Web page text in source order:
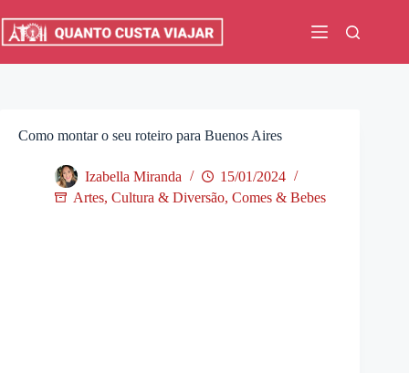
para
Como montar o seu roteiro para Buenos Aires
Izabella Miranda
15/01/2024
Artes, Cultura & Diversão, Comes & Bebes